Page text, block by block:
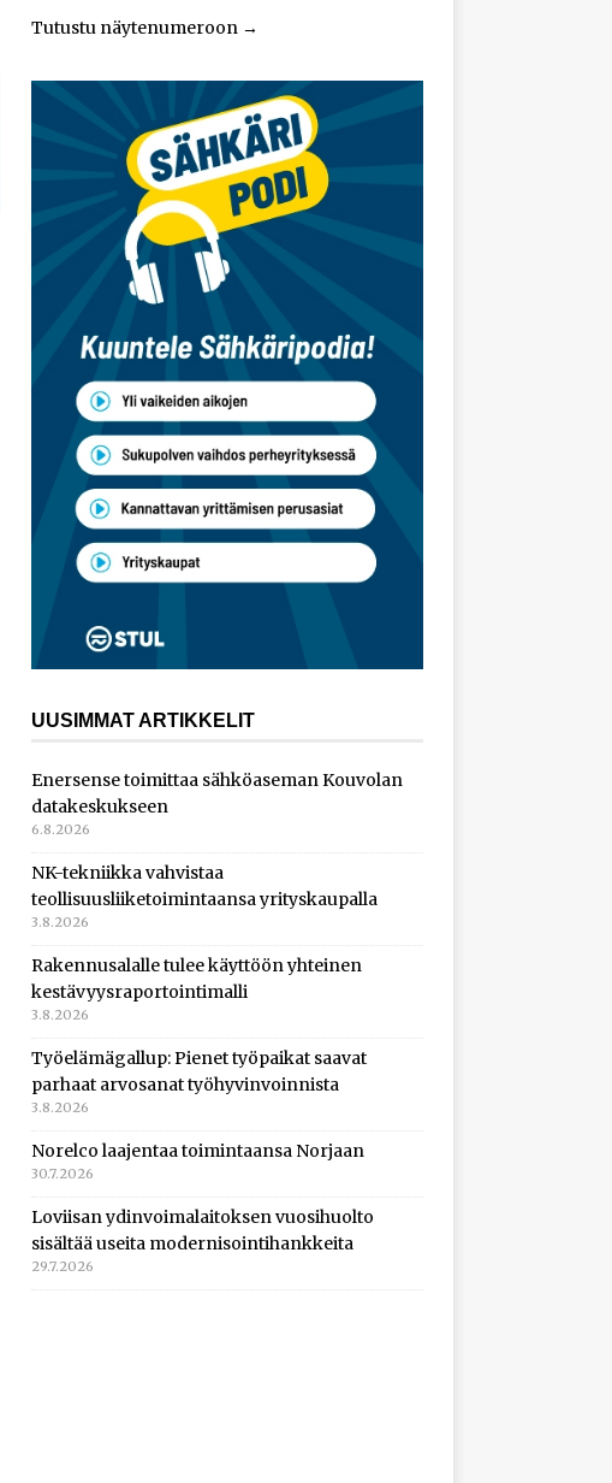
Tutustu näytenumeroon→
UUSIMMAT ARTIKKELIT
Enersense toimittaa sähköaseman Kouvolan
datakeskukseen
6.8.2026
NK-tekniikka vahvistaa
teollisuusliiketoimintaansa yrityskaupalla
3.8.2026
Rakennusalalle tulee käyttöön yhteinen
kestävyysraportointimalli
3.8.2026
Työelämägallup: Pienet työpaikat saavat
parhaat arvosanat työhyvinvoinnista
3.8.2026
Norelco laajentaa toimintaansa Norjaan
30.7.2026
Loviisan ydinvoimalaitoksen vuosihuolto
sisältää useita modernisointihankkeita
29.7.2026